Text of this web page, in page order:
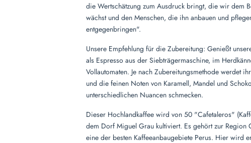
die Wertschätzung zum Ausdruck bringt, die wir dem
wächst und den Menschen, die ihn anbauen und
entgegenbringen".
Unsere Empfehlung für die Zubereitung: Genießt
als Espresso aus der Siebträgermaschine, im
Vollautomaten. Je nach Zubereitungsmethode werdet
und die feinen Noten von Karamell, Mandel und
unterschiedlichen Nuancen schmecken.
Dieser Hochlandkaffee wird von 50 "Cafetaleros"
dem Dorf Miguel Grau kultiviert. Es gehört zur Region
eine der besten Kaffeeanbaugebiete Perus. Hier wird